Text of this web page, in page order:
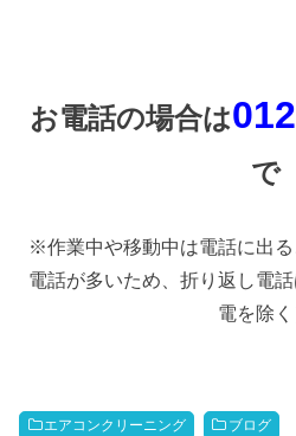
お電話の場合は
で
※作業中や移動中は電話に出
電話が多いため、折り返し電
電を除く
エアコンクリーニング ブログ